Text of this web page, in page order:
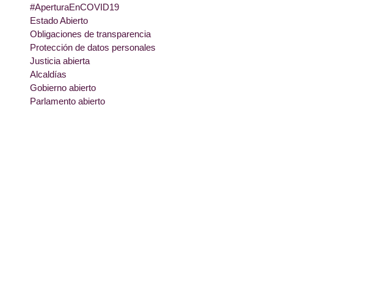
#AperturaEnCOVID19
Estado Abierto
Obligaciones de transparencia
Protección de datos personales
Justicia abierta
Alcaldías
Gobierno abierto
Parlamento abierto